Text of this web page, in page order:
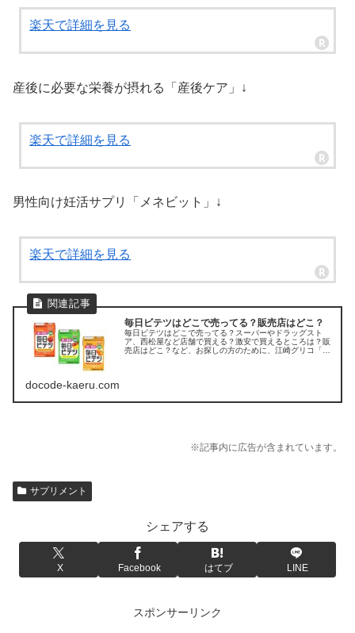
楽天で詳細を見る
産後に必要な栄養が摂れる「産後ケア」↓
楽天で詳細を見る
男性向け妊活サプリ「メネビット」↓
楽天で詳細を見る
毎日ビテツはどこで売ってる？販売店はどこ？
毎日ビテツはどこで売ってる？スーパーやドラッグスト
ア、西松屋など店舗で買える？激安で買えるところは？販
売店はどこ？など、お探しの方のために、江崎グリコ「毎
docode-kaeru.com
※記事内に広告が含まれています。
サプリメント
シェアする
X Facebook はてブ LINE
スポンサーリンク